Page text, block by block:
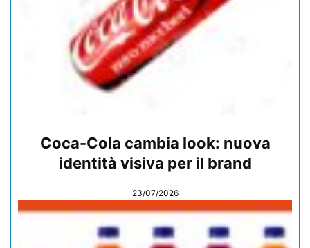
Coca-Cola cambia look: nuova
identità visiva per il brand
23/07/2026